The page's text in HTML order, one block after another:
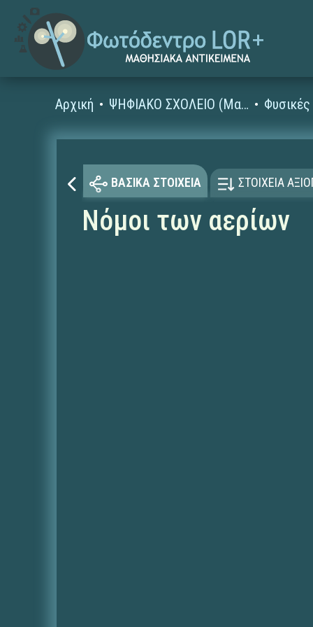
Αρχική ΨΗΦΙΑΚΟ ΣΧΟΛΕΙΟ (Μαθησιακά Αντικείμενα)
ΒΑΣΙΚΑ ΣΤΟΙΧΕΙΑ ΣΤΟΙΧΕΙΑ
Νόμοι των αερίων